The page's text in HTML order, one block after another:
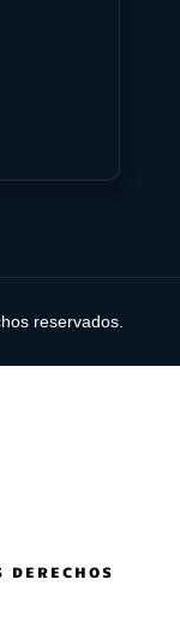
reservados.